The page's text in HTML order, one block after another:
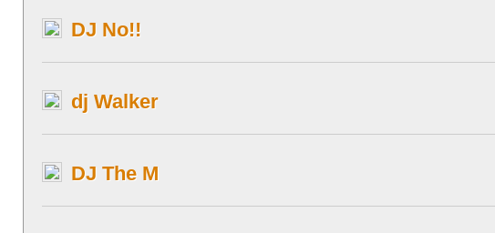
DJ No!!
dj Walker
DJ The M